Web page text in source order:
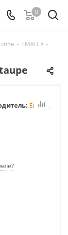
0
- EMALEX -
Emalex